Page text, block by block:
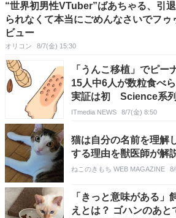
“世界初男性VTuber”ばあちゃる、引
られなくて本当にごめんなさいでフ
ビュー
オリコン 8/7(金) 15:30
「うんこ移植」でピー
15人中6人が数粒食べ
実証は初 Science系
ITmedia NEWS 8/7(金) 8:50
猫は自分の名前を理解
する理由を獣医師が解
ねこのきもち WEB MAGAZINE
「きっと意味がある」
えとは？ ゴハンのあ